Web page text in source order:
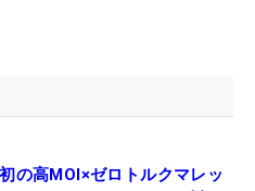
の高MOI×ゼロトルクマレッ